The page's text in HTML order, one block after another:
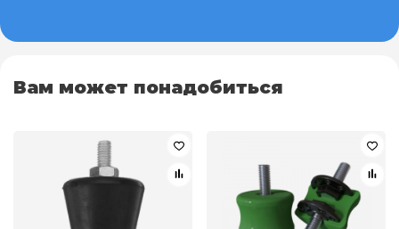
Вам может понадобиться